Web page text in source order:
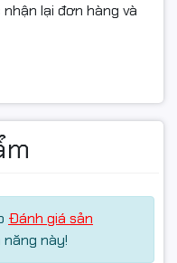
kiện/hóa đơn (nếu
máy, tự lắp gây hư
khi khiếu nại.
#FullVAT
lại đơn hàng và
Đánh giá sản
này!